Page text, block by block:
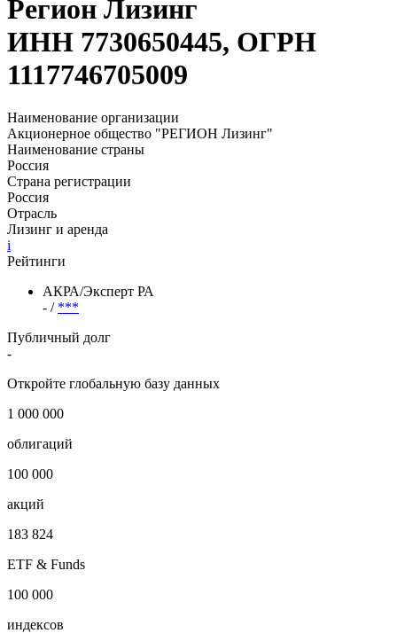
Регион Лизинг
ИНН 7730650445, ОГРН
1117746705009
Наименование организации
Акционерное общество "РЕГИОН Лизинг"
Наименование страны
Россия
Страна регистрации
Россия
Отрасль
Лизинг и аренда
i
Рейтинги
АКРА/Эксперт РА
- / ***
Публичный долг
-
Откройте глобальную базу данных
1 000 000
облигаций
100 000
акций
183 824
ETF & Funds
100 000
индексов